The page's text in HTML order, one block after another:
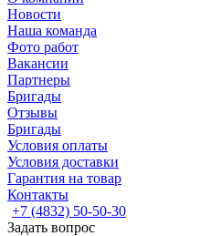
Новости
Наша команда
Фото работ
Вакансии
Партнеры
Бригады
Отзывы
Бригады
Условия оплаты
Условия доставки
Гарантия на товар
Контакты
+7 (4832) 50-50-30
Задать вопрос